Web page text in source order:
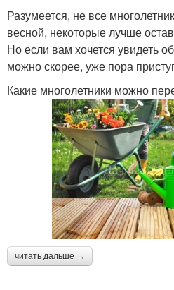
Разумеется, не все
весной, некоторые лучше
Но если вам хочется увидеть
можно скорее, уже пора
Какие многолетники можно
читать дальше →